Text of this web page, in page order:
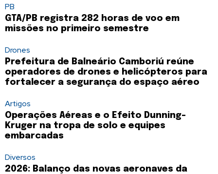
PB
GTA/PB registra 282 horas de voo em
missões no primeiro semestre
Drones
Prefeitura de Balneário Camboriú reúne
operadores de drones e helicópteros para
fortalecer a segurança do espaço aéreo
Artigos
Operações Aéreas e o Efeito Dunning-
Kruger na tropa de solo e equipes
embarcadas
Diversos
2026: Balanço das novas aeronaves da